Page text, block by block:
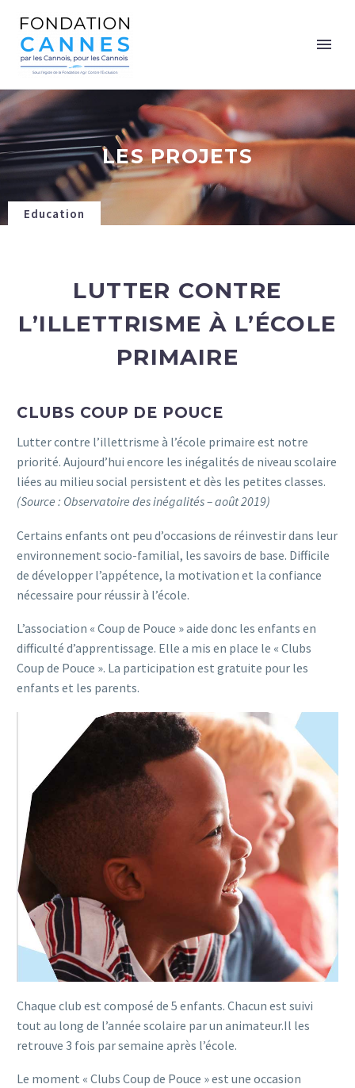
LES PROJETS
Education
LUTTER CONTRE
L’ILLETTRISME À L’ÉCOLE
PRIMAIRE
CLUBS COUP DE POUCE
Lutter contre l’illettrisme à l’école primaire est notre
priorité. Aujourd’hui encore les inégalités de niveau scolaire
liées au milieu social persistent et dès les petites classes.
(Source : Observatoire des inégalités – août 2019)
Certains enfants ont peu d’occasions de réinvestir dans leur
environnement socio-familial, les savoirs de base. Difficile
de développer l’appétence, la motivation et la confiance
nécessaire pour réussir à l’école.
L’association « Coup de Pouce » aide donc les enfants en
difficulté d’apprentissage. Elle a mis en place le « Clubs
Coup de Pouce ». La participation est gratuite pour les
enfants et les parents.
Chaque club est composé de 5 enfants. Chacun est suivi
tout au long de l’année scolaire par un animateur.Il les
retrouve 3 fois par semaine après l’école.
Le moment « Clubs Coup de Pouce » est une occasion